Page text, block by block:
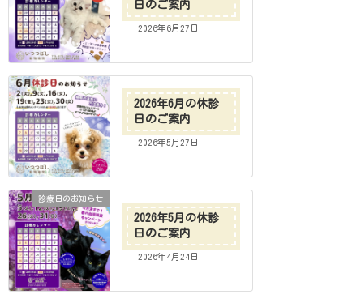
日のご案内
2026年6月27日
2026年6月の休診
日のご案内
2026年5月27日
診療日のお知らせ
2026年5月の休診
日のご案内
2026年4月24日